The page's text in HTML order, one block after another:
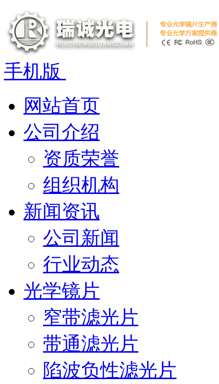
手机版
网站首页
公司介绍
资质荣誉
组织机构
新闻资讯
公司新闻
行业动态
光学镜片
窄带滤光片
带通滤光片
陷波负性滤光片